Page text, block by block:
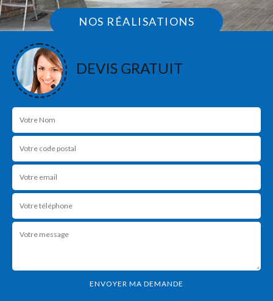
NOS RÉALISATIONS
DEVIS GRATUIT